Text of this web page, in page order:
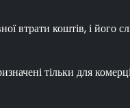
коштів, і його
тільки для